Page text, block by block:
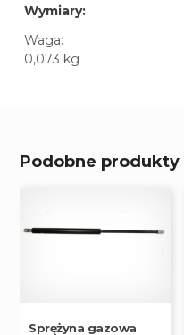
Wymiary:
Waga:
0,073 kg
Podobne produkty
Sprężyna gazowa